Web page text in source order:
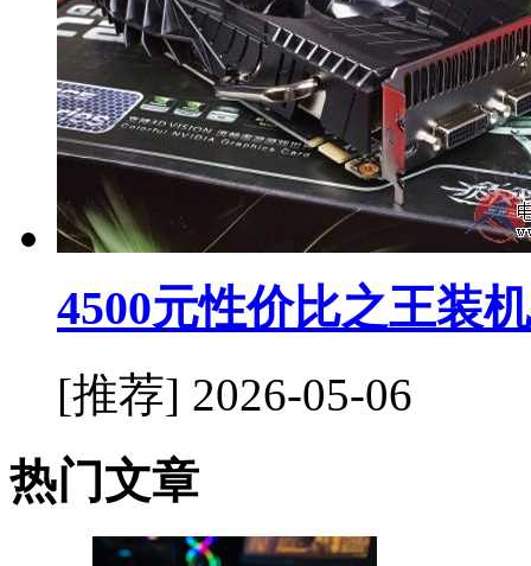
4500元性价比之王装
[推荐] 2026-05-06
热门文章